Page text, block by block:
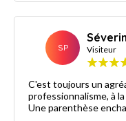
SP Visiteur
C'est toujours un
professionnalisme, à
Une parenthèse